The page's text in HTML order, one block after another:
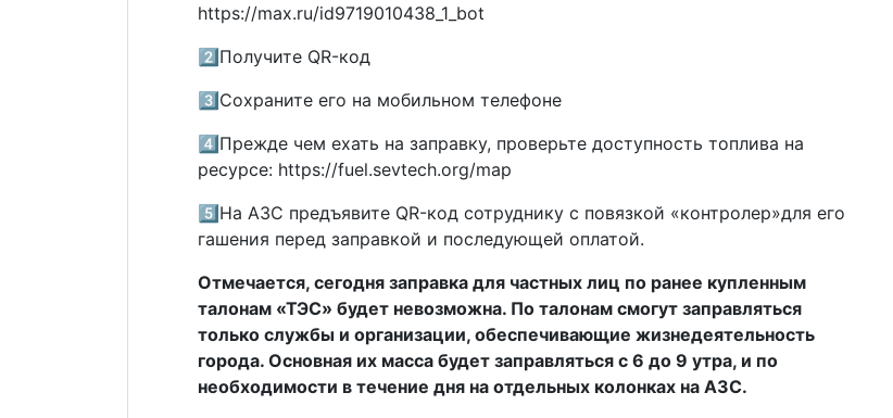
https://max.ru/id9719010438_1_bot
2️⃣Получите QR-код
3️⃣Сохраните его на мобильном телефоне
4️⃣Прежде чем ехать на заправку, проверьте доступность топлива на
ресурсе: https://fuel.sevtech.org/map
5️⃣На АЗС предъявите QR-код сотруднику с повязкой «контролер»для его
гашения перед заправкой и последующей оплатой.
Отмечается, сегодня заправка для частных лиц по ранее купленным
талонам «ТЭС» будет невозможна. По талонам смогут заправляться
только службы и организации, обеспечивающие жизнедеятельность
города. Основная их масса будет заправляться с 6 до 9 утра, и по
необходимости в течение дня на отдельных колонках на АЗС.